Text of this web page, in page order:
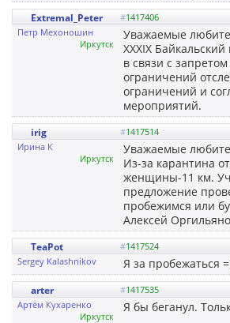
Extremal_Peter #1417406
Петр Мехоношин
Иркутск
Уважаемые
ХXXIX
в связи с
ограничений
ограничений и
мероприятий.
irig #1417514
Ирина К
Иркутск
Уважаемые
Из-за карантина
женщины-11 км.
предложение
пробежимся или
Алексей
TeaPot #1417524
Sergey Kalashnikov
Я за пробежаться
arter #1417535
Артём Кухаренко
Иркутск
Я бы беганул.